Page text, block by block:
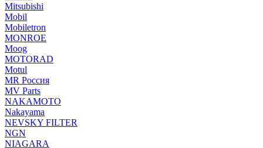
Mitsubishi
Mobil
Mobiletron
MONROE
Moog
MOTORAD
Motul
MR Россия
MV Parts
NAKAMOTO
Nakayama
NEVSKY FILTER
NGN
NIAGARA